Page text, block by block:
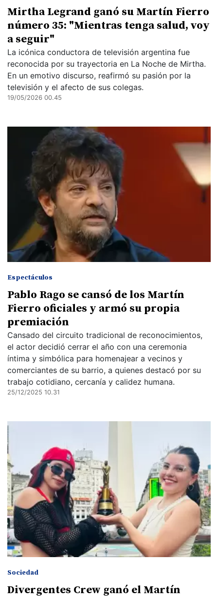
Mirtha Legrand ganó su Martín Fierro
número 35: "Mientras tenga salud, voy
a seguir"
La icónica conductora de televisión argentina fue
reconocida por su trayectoria en La Noche de Mirtha.
En un emotivo discurso, reafirmó su pasión por la
televisión y el afecto de sus colegas.
19/05/2026 00.45
Espectáculos
Pablo Rago se cansó de los Martín
Fierro oficiales y armó su propia
premiación
Cansado del circuito tradicional de reconocimientos,
el actor decidió cerrar el año con una ceremonia
íntima y simbólica para homenajear a vecinos y
comerciantes de su barrio, a quienes destacó por su
trabajo cotidiano, cercanía y calidez humana.
25/12/2025 10.31
Sociedad
Divergentes Crew ganó el Martín